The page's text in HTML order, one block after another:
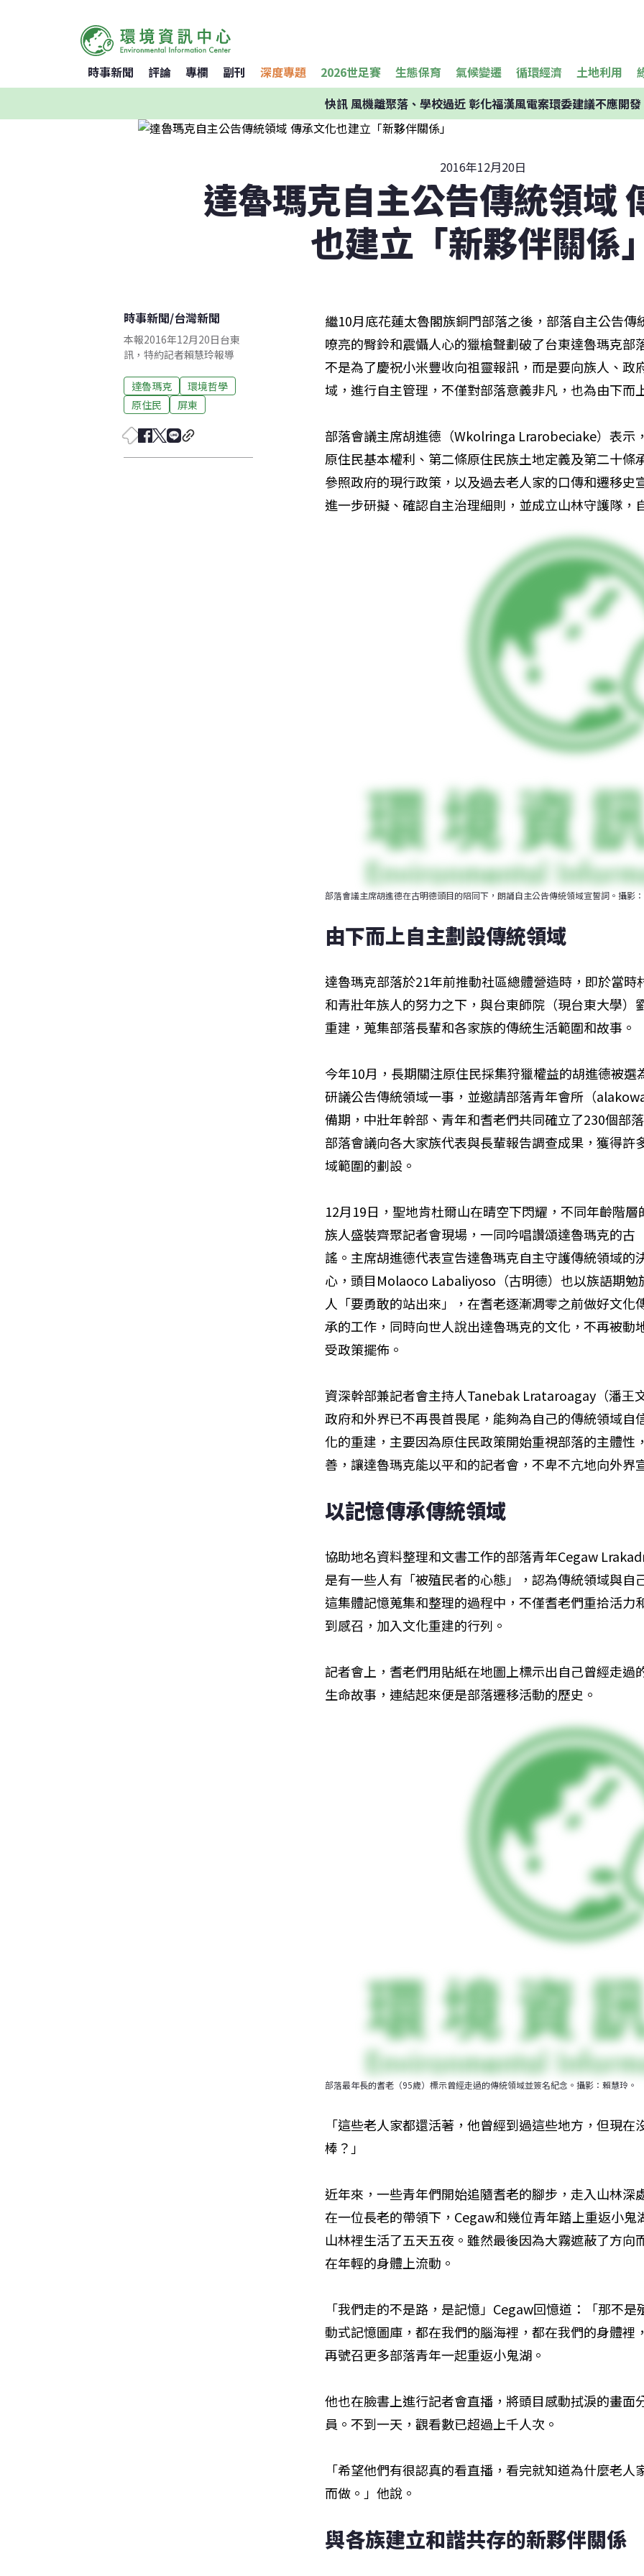
時事新聞 評論 專欄 副刊 深度專題 2026世足賽 生態保育 氣候變遷 循環經濟 土地利用
快訊風機離聚落、學校過近 彰化福漢風電案環委建議不應開發
2016年12月20日
達魯瑪克自主公告傳統領域
也建立「新夥伴關係
時事新聞/台灣新聞
本報2016年12月20日台東
訊，特約記者賴慧玲報導
達魯瑪克
環境哲學
原住民
屏東
繼10月底花蓮太魯閣族銅門部落之後，部落自主公告
嘹亮的臀鈴和震懾人心的獵槍聲劃破了台東達魯瑪克部
不是為了慶祝小米豐收向祖靈報訊，而是要向族人、政
域，進行自主管理，不僅對部落意義非凡，也為由下而
部落會議主席胡進德（Wkolringa Lrarobeciake）表示
原住民基本權利、第二條原住民族土地定義及第二十條
參照政府的現行政策，以及過去老人家的口傳和遷移史
進一步研擬、確認自主治理細則，並成立山林守護隊，
部落會議主席胡進德在古明德頭目的陪同下，朗誦自主公告傳統領域宣誓詞。攝影
由下而上自主劃設傳統領域
達魯瑪克部落於21年前推動社區總體營造時，即於當
和青壯年族人的努力之下，與台東師院（現台東大學）
重建，蒐集部落長輩和各家族的傳統生活範圍和故事。
今年10月，長期關注原住民採集狩獵權益的胡進德被
研議公告傳統領域一事，並邀請部落青年會所（
備期，中壯年幹部、青年和耆老們共同確立了230個部
部落會議向各大家族代表與長輩報告調查成果，獲得許
域範圍的劃設。
12月19日，聖地肯杜爾山在晴空下閃耀，不同年齡階層
族人盛裝齊聚記者會現場，一同吟唱讚頌達魯瑪克的古
謠。主席胡進德代表宣告達魯瑪克自主守護傳統領域的
心，頭目Molaoco Labaliyoso（古明德）也以族語期勉
人「要勇敢的站出來」，在耆老逐漸凋零之前做好文化
承的工作，同時向世人說出達魯瑪克的文化，不再被動
受政策擺佈。
資深幹部兼記者會主持人Tanebak Lrataroagay（潘王
政府和外界已不再畏首畏尾，能夠為自己的傳統領域自
化的重建，主要因為原住民政策開始重視部落的主體性
善，讓達魯瑪克能以平和的記者會，不卑不亢地向外界
以記憶傳承傳統領域
協助地名資料整理和文書工作的部落青年Cegaw
是有一些人有「被殖民者的心態」，認為傳統領域與自
這集體記憶蒐集和整理的過程中，不僅耆老們重拾活力
到感召，加入文化重建的行列。
記者會上，耆老們用貼紙在地圖上標示出自己曾經走過
生命故事，連結起來便是部落遷移活動的歷史。
部落最年長的耆老（95歲）標示曾經走過的傳統領域並簽名紀念。攝影：賴慧玲。
「這些老人家都還活著，他曾經到過這些地方，但現
棒？」
近年來，一些青年們開始追隨耆老的腳步，走入山林深
在一位長老的帶領下，Cegaw和幾位青年踏上重返小
山林裡生活了五天五夜。雖然最後因為大霧遮蔽了方
在年輕的身體上流動。
「我們走的不是路，是記憶」Cegaw回憶道：「那不
動式記憶圖庫，都在我們的腦海裡，都在我們的身體裡
再號召更多部落青年一起重返小鬼湖。
他也在臉書上進行記者會直播，將頭目感動拭淚的畫面
員。不到一天，觀看數已超過上千人次。
「希望他們有很認真的看直播，看完就知道為什麼老
而做。」他說。
與各族建立和諧共存的新夥伴關係